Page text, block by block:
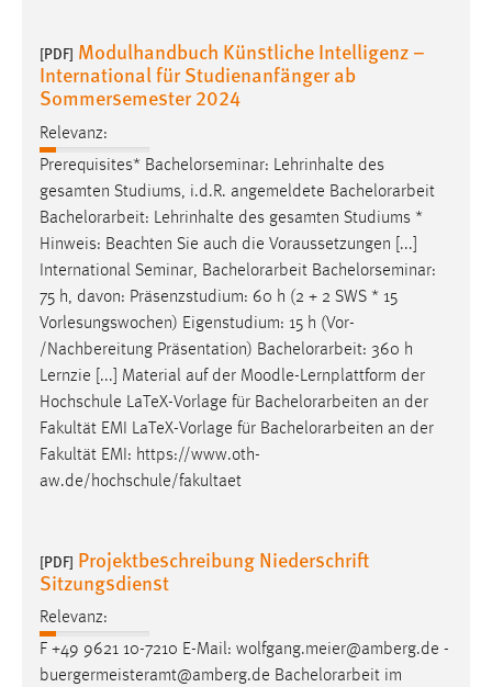
[PDF] Modulhandbuch Künstliche Intelligenz –
International für Studienanfänger ab
Sommersemester 2024
Relevanz:
Prerequisites* Bachelorseminar: Lehrinhalte des
gesamten Studiums, i.d.R. angemeldete Bachelorarbeit
Bachelorarbeit: Lehrinhalte des gesamten Studiums *
Hinweis: Beachten Sie auch die Voraussetzungen [...]
International Seminar, Bachelorarbeit Bachelorseminar:
75 h, davon: Präsenzstudium: 60 h (2 + 2 SWS * 15
Vorlesungswochen) Eigenstudium: 15 h (Vor-
/Nachbereitung Präsentation) Bachelorarbeit: 360 h
Lernzie [...] Material auf der Moodle-Lernplattform der
Hochschule LaTeX-Vorlage für Bachelorarbeiten an der
Fakultät EMI LaTeX-Vorlage für Bachelorarbeiten an der
Fakultät EMI: https://www.oth-
aw.de/hochschule/fakultaet
[PDF] Projektbeschreibung Niederschrift
Sitzungsdienst
Relevanz:
F +49 9621 10-7210 E-Mail: wolfgang.meier@amberg.de -
buergermeisteramt@amberg.de Bachelorarbeit im